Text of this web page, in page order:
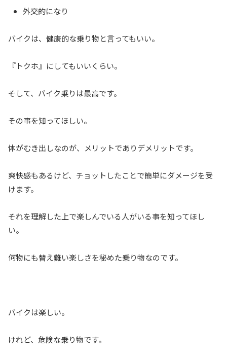
外交的になり
バイクは、健康的な乗り物と言ってもいい。
『トクホ』にしてもいいくらい。
そして、バイク乗りは最高です。
その事を知ってほしい。
体がむき出しなのが、メリットでありデメリットです。
爽快感もあるけど、チョットしたことで簡単にダメージを受
けます。
それを理解した上で楽しんでいる人がいる事を知ってほし
い。
何物にも替え難い楽しさを秘めた乗り物なのです。
バイクは楽しい。
けれど、危険な乗り物です。